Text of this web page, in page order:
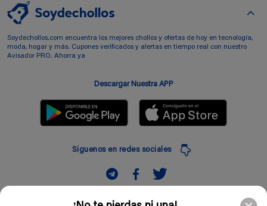
Soydechollos.com encuentra los mejores chollos y ofertas de hoy en tecnología,
moda, hogar y más. Cupones verificados y alertas en tiempo real con nuestro
Avisador PRO. Ahorra ya
Descargar Nuestra APP
Siguenos en redes sociales
Suscribir